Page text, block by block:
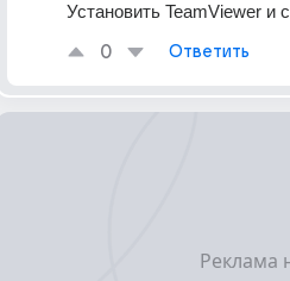
Установить TeamViewer и
0 Ответить